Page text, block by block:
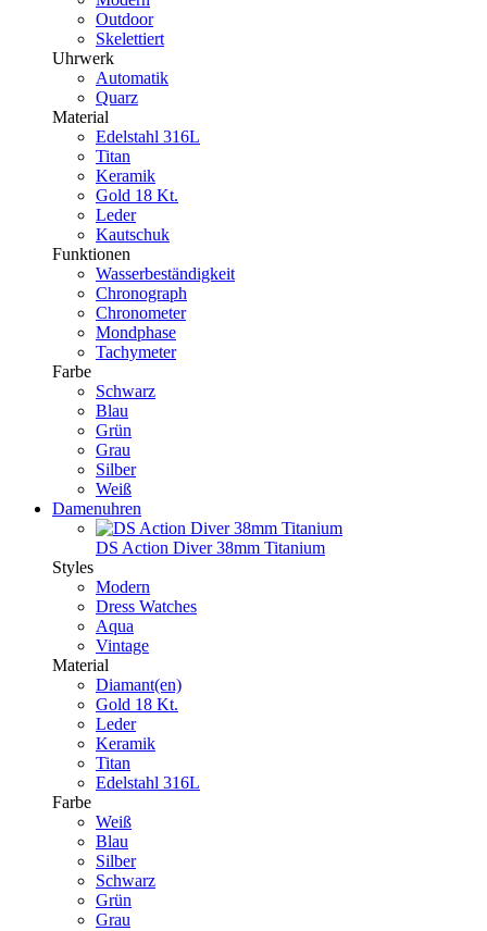
Outdoor
Skelettiert
Uhrwerk
Automatik
Quarz
Material
Edelstahl 316L
Titan
Keramik
Gold 18 Kt.
Leder
Kautschuk
Funktionen
Wasserbeständigkeit
Chronograph
Chronometer
Mondphase
Tachymeter
Farbe
Schwarz
Blau
Grün
Grau
Silber
Weiß
Damenuhren
DS Action Diver 38mm Titanium
Styles
Modern
Dress Watches
Aqua
Vintage
Material
Diamant(en)
Gold 18 Kt.
Leder
Keramik
Titan
Edelstahl 316L
Farbe
Weiß
Blau
Silber
Schwarz
Grün
Grau